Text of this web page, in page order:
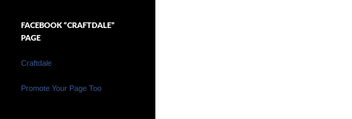
FACEBOOK “CRAFTDALE”
PAGE
Craftdale
Promote Your Page Too